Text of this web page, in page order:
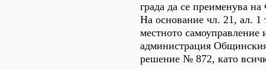
града да се преименува
На основание чл. 21, ал. 1
местното самоуправление
администрация Общинския
решение № 872, като